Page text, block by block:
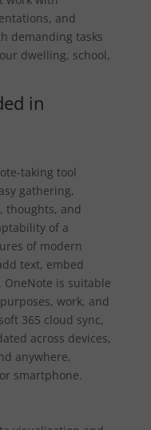
and
demanding tasks
dwelling, school,
in
taking tool
gathering,
thoughts, and
of a
of modern
text, embed
OneNote is suitable
work, and
365 cloud sync,
across devices,
anywhere,
smartphone.